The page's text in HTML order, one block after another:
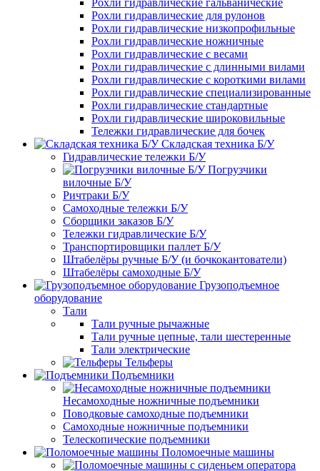
Рохли гидравлические гальванические
Рохли гидравлические для рулонов
Рохли гидравлические низкопрофильные
Рохли гидравлические ножничные
Рохли гидравлические с весами
Рохли гидравлические с длинными вилами
Рохли гидравлические с короткими вилами
Рохли гидравлические специализированные
Рохли гидравлические стандартные
Рохли гидравлические широковильные
Тележки гидравлические для бочек
Складская техника Б/У
Гидравлические тележки Б/У
Погрузчики
вилочные Б/У
Ричтраки Б/У
Самоходные тележки Б/У
Сборщики заказов Б/У
Тележки гидравлические Б/У
Транспортировщики паллет Б/У
Штабелёры ручные Б/У (и бочкокантователи)
Штабелёры самоходные Б/У
Грузоподъемное
оборудование
Тали
Тали ручные рычажные
Тали ручные цепные, тали шестеренные
Тали электрические
Тельферы
Подъемники
Несамоходные ножничные подъемники
Поводковые самоходные подъемники
Самоходные ножничные подъемники
Телескопические подъемники
Поломоечные машины